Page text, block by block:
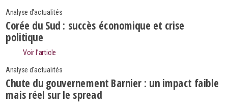
Analyse d'actualités
Corée du Sud : succès économique et crise
politique
Voir l’article
Analyse d'actualités
Chute du gouvernement Barnier : un impact faible
mais réel sur le spread
Rechercher